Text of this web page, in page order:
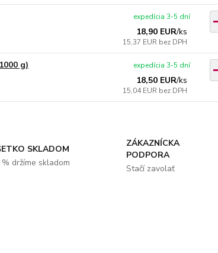
18,90 EUR/ks
15,37 EUR bez DPH
expedícia 3-5 dní
g)
18,50 EUR/ks
15,04 EUR bez DPH
expedícia 3-5 dní
SKLADOM
% držíme skladom
ZÁKAZNÍCKA
PODPORA
Stačí zavolať